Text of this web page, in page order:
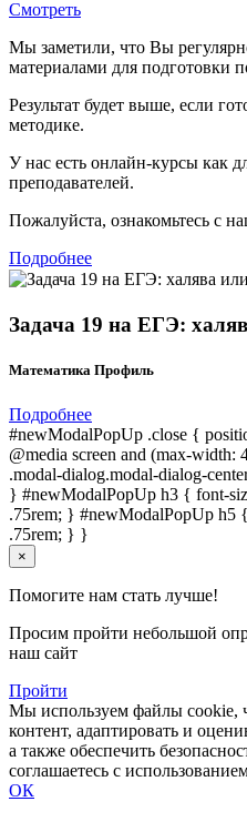
Смотреть
Мы заметили, что Вы
материалами для подготовки
Результат будет выше, если
методике.
У нас есть онлайн-курсы как
преподавателей.
Пожалуйста, ознакомьтесь с
Подробнее
Задача 19 на ЕГЭ:
Математика Профиль
Подробнее
#newModalPopUp .close {
@media screen and (max-
.modal-dialog.modal-dialog-
} #newModalPopUp h3 { font-
.75rem; } #newModalPopUp h5
.75rem; } }
×
Помогите нам стать лучше!
Просим пройти небольшой
наш сайт
Пройти
Мы используем файлы cookie,
контент, адаптировать и
а также обеспечить
соглашаетесь с
ОК